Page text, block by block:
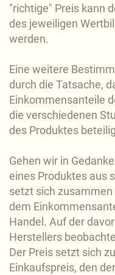
"richtige" Preis kann
des jeweiligen
werden.
Eine weitere
durch die Tatsache,
Einkommensanteile
die verschiedenen
des Produktes
Gehen wir in
eines Produktes aus
setzt sich
dem
Handel. Auf der
Herstellers
Der Preis setzt sich
Einkaufspreis, den